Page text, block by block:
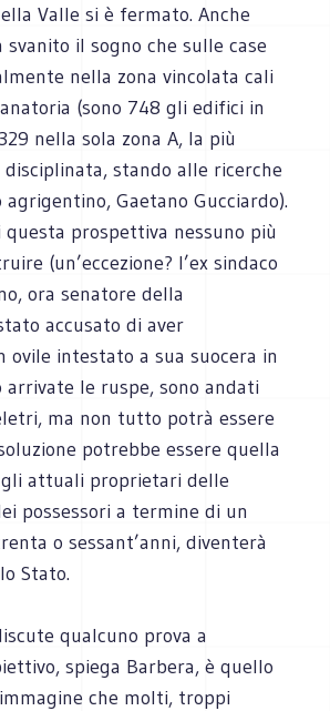
Valle si è fermato. Anche
svanito il sogno che sulle case
nella zona vincolata cali
(sono 748 gli edifici in
nella sola zona A, la più
stando alle ricerche
Gaetano Gucciardo).
questa prospettiva nessuno più
(un’eccezione? l’ex sindaco
ora senatore della
accusato di aver
ovile intestato a sua suocera in
arrivate le ruspe, sono andati
ma non tutto potrà essere
potrebbe essere quella
attuali proprietari delle
possessori a termine di un
o sessant’anni, diventerà
Stato.
qualcuno prova a
spiega Barbera, è quello
che molti, troppi